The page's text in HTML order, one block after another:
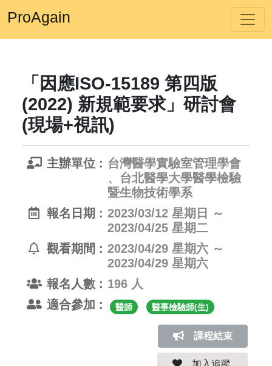
ProAgain
「因應ISO-15189 第四版
(2022) 新規範要求」研討會
(現場+視訊)
主辦單位 : 台灣醫學實驗室管理學會
、台北醫學大學醫學檢驗
暨生物技術學系
報名日期 : 2023/03/12 星期日 ～
2023/04/25 星期二
觀看期間 : 2023/04/29 星期六 ～
2023/04/29 星期六
報名人數 : 196 人
適合參加 :
醫師 醫事檢驗師(生)
課程結束
加入追蹤